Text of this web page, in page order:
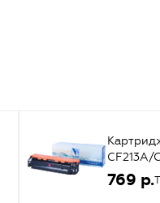
CF213A/
HP LJ
769 р.